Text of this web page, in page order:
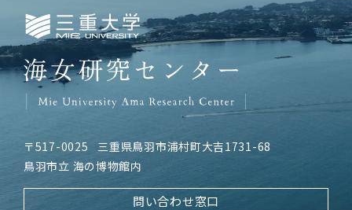
三重大学海女研究センター
〒517-0025
三重県鳥羽市浦村町大吉1731-68
鳥羽市立 海の博物館内
問い合わせ窓口